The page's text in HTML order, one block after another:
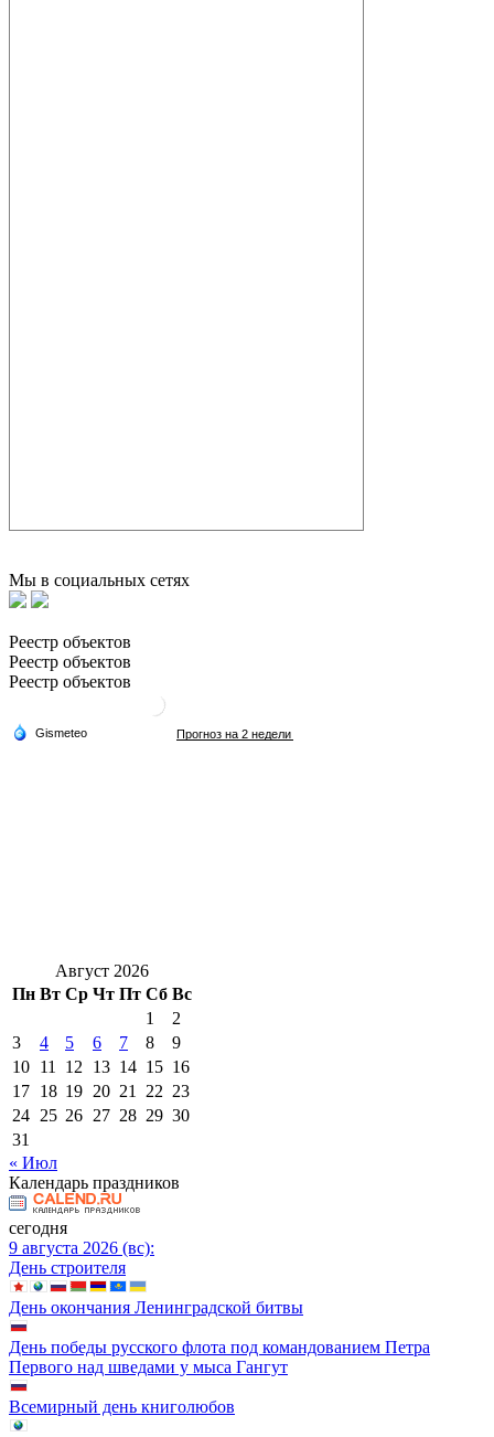
Мы в социальных сетях
Реестр объектов
Реестр объектов
Реестр объектов
Август 2026
Пн Вт Ср Чт Пт Сб Вс
1
2
3
4 5 6 7 8
9
10 11 12 13 14 15 16
17 18 19 20 21 22 23
24 25 26 27 28 29 30
31
« Июл
Календарь праздников
сегодня
9 августа 2026 (вс):
День строителя
День окончания Ленинградской битвы
День победы русского флота под командованием Петра
Первого над шведами у мыса Гангут
Всемирный день книголюбов